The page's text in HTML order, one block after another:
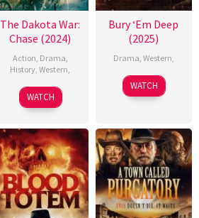
The Dakota War:
Chase (2024)
Action, Drama,
History,Western,
WATCH
Bury ‘Em Deep
(2025)
Drama, Western,
WATCH